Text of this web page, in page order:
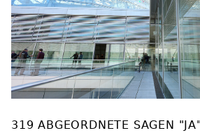
319 ABGEORDNETE SAGEN "JA"